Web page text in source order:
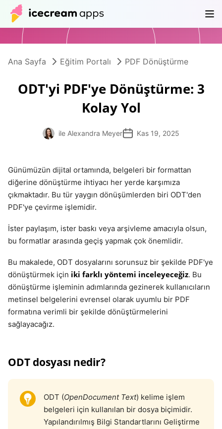
Ürünler Yardım Merkezi
Ana Sayfa Eğitim Portalı PDF Dönüştürme
ODT'yi PDF'ye Dönüştürme: 3
Kolay Yol
ile Alexandra Meyer Kas 19, 2025
Günümüzün dijital ortamında, belgeleri bir formattan
diğerine dönüştürme ihtiyacı her yerde karşımıza
çıkmaktadır. Bu tür yaygın dönüşümlerden biri ODT'den
PDF'ye çevirme işlemidir.
İster paylaşım, ister baskı veya arşivleme amacıyla olsun,
bu formatlar arasında geçiş yapmak çok önemlidir.
Bu makalede, ODT dosyalarını sorunsuz bir şekilde PDF'ye
dönüştürmek için iki farklı yöntemi inceleyeceğiz. Bu
dönüştürme işleminin adımlarında gezinerek kullanıcıların
metinsel belgelerini evrensel olarak uyumlu bir PDF
formatına verimli bir şekilde dönüştürmelerini
sağlayacağız.
ODT dosyası nedir?
ODT (OpenDocument Text) kelime işlem
belgeleri için kullanılan bir dosya biçimidir.
Yapılandırılmış Bilgi Standartlarını Geliştirme